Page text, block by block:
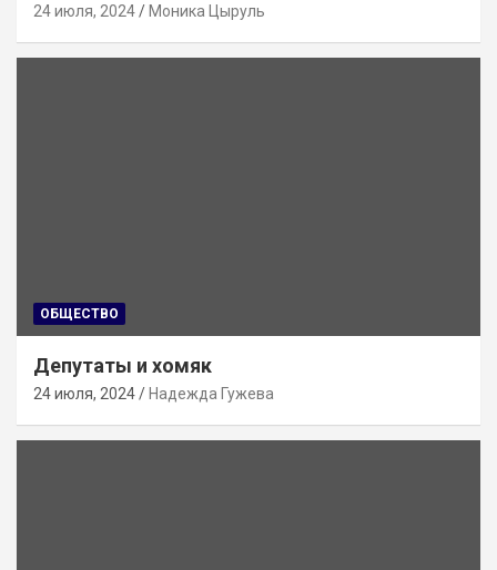
24 июля, 2024 Моника Цыруль
ОБЩЕСТВО
Депутаты и хомяк
24 июля, 2024 Надежда Гужева